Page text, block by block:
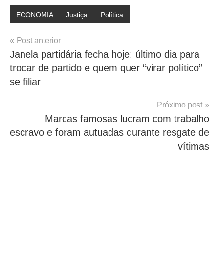
ECONOMIA Justiça Política
Navegação
de
Post
Post anterior
Janela partidária fecha hoje: último dia para
trocar de partido e quem quer “virar político”
se filiar
Próximo post
Marcas famosas lucram com trabalho
escravo e foram autuadas durante resgate de
vítimas